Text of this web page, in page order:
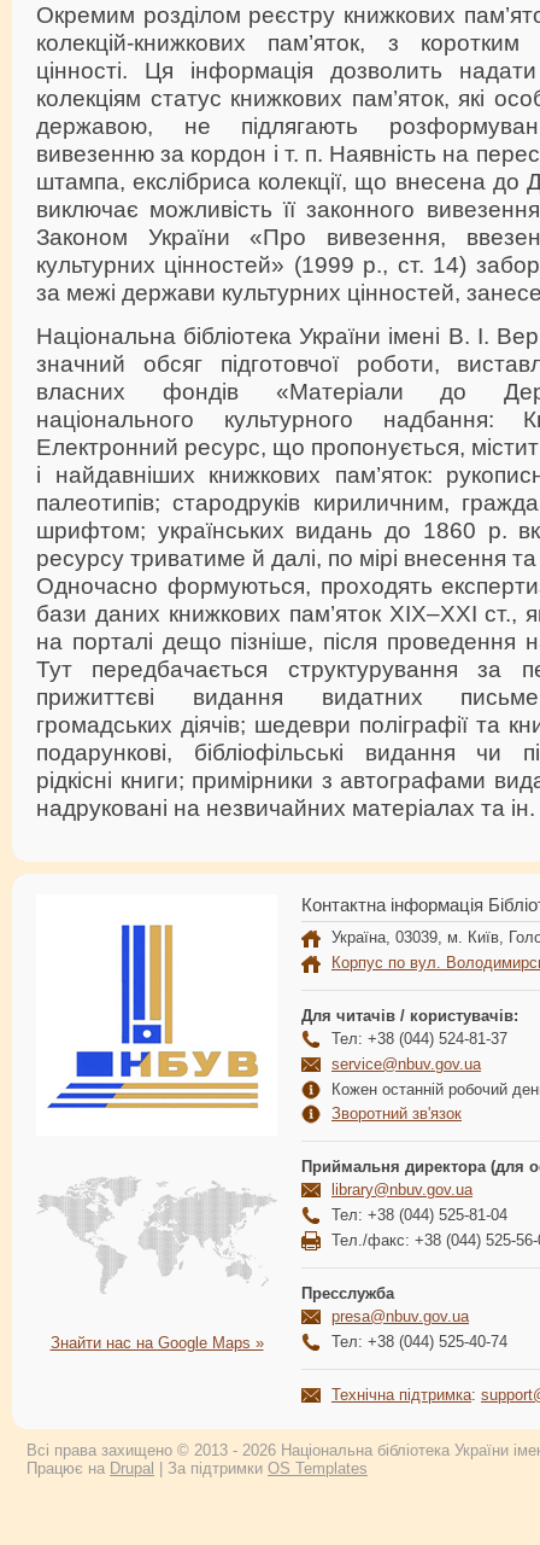
Окремим розділом реєстру книжкових
колекцій-книжкових пам’яток, з
цінності. Ця інформація дозволить
колекціям статус книжкових пам’яток, які
державою, не підлягають
вивезенню за кордон і т. п. Наявність на
штампа, екслібриса колекції, що внесена
виключає можливість її законного
Законом України «Про вивезення,
культурних цінностей» (1999 р., ст. 14)
за межі держави культурних цінностей,
Національна бібліотека України імені В. І.
значний обсяг підготовчої роботи,
власних фондів «Матеріали до
національного культурного надбання:
Електронний ресурс, що пропонується,
і найдавніших книжкових пам’яток:
палеотипів; стародруків кириличним,
шрифтом; українських видань до 1860 р.
ресурсу триватиме й далі, по мірі внесення
Одночасно формуються, проходять
бази даних книжкових пам’яток ХІХ–ХХІ ст.,
на порталі дещо пізніше, після проведення
Тут передбачається структурування за
прижиттєві видання видатних
громадських діячів; шедеври поліграфії та
подарункові, бібліофільські видання чи
рідкісні книги; примірники з автографами
надруковані на незвичайних матеріалах та ін.
Знайти нас на Google Maps »
Контактна інформація
Україна, 03039, м. Київ,
Корпус по вул.
Для читачів / користувачів:
Тел: +38 (044) 524-81-37
service@nbuv.gov.ua
Кожен останній робочий
Зворотний зв'язок
Приймальня директора (для
library@nbuv.gov.ua
Тел: +38 (044) 525-81-04
Тел./факс: +38 (044) 525-56-
Пресслужба
presa@nbuv.gov.ua
Тел: +38 (044) 525-40-74
Технічна підтримка:
Всі права захищено © 2013 - 2026 Національна бібліотека України
Працює на Drupal | За підтримки OS Templates